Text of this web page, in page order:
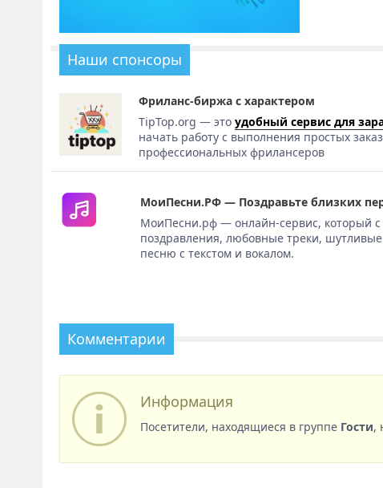
Наши спонсоры
Фриланс-биржа с характером
TipTop.org — этоудобный сервис для
начать работу с выполнения простых
профессиональных фрилансеров
МоиПесни.РФ — Поздравьте близких
МоиПесни.рф — онлайн-сервис, который
поздравления, любовные треки,
песню с текстом и вокалом.
Комментарии
Информация
Посетители, находящиеся в группе Гости,